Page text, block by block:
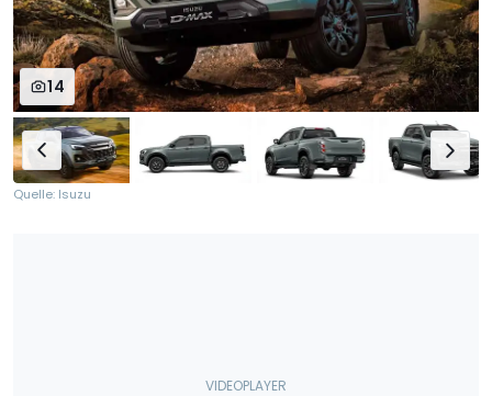
14
Quelle: Isuzu